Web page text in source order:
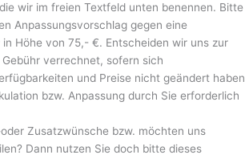
wir im freien Textfeld unten benennen. Bitte
Anpassungsvorschlag gegen eine
in Höhe von 75,- €. Entscheiden wir uns zur
verrechnet, sofern sich
und Preise nicht geändert haben
bzw. Anpassung durch Sie erforderlich
Zusatzwünsche bzw. möchten uns
Dann nutzen Sie doch bitte dieses